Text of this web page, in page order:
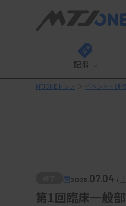
記事
MTJONEトップ ＞ イベント・研
2026. 07.04（土
第1回臨床一般